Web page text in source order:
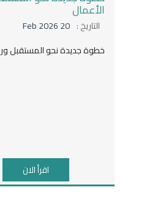
الأعمال
التاريخ : 20 Feb 2026
خطوة جديدة نحو المستقبل
اقرأ الان